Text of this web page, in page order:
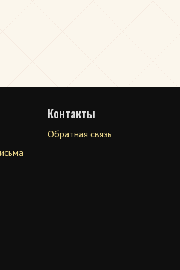
Контакты
Обратная связь